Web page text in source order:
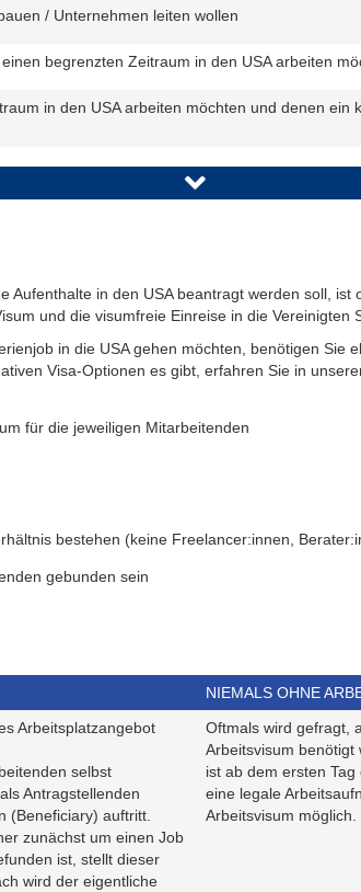
/ Unternehmen leiten wollen
begrenzten Zeitraum in den USA arbeiten
in den USA arbeiten möchten und denen ein
die an einen Standort in den USA versetzt
Aufenthalte in den USA beantragt werden soll,
und die visumfreie Einreise in die Vereinigten
in die USA gehen möchten, benötigen Sie
Visa-Optionen es gibt, erfahren Sie in
für die jeweiligen Mitarbeitenden
bestehen (keine Freelancer:innen,
gebunden sein
NIEMALS OHNE
Arbeitsplatzangebot
selbst
Antragstellenden
(Beneficiary) auftritt.
zunächst um einen Job
ist, stellt dieser
wird der eigentliche
Oftmals wird gefragt,
Arbeitsvisum benötigt
ist ab dem ersten
eine legale
Arbeitsvisum möglich.